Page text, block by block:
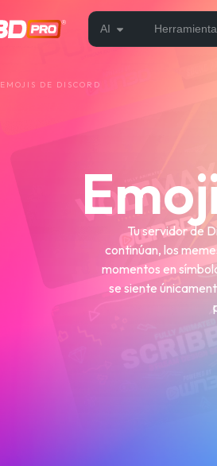
AI
EMOJIS DE DISCORD
Tu servidor de
continúan, los
momentos en
se siente